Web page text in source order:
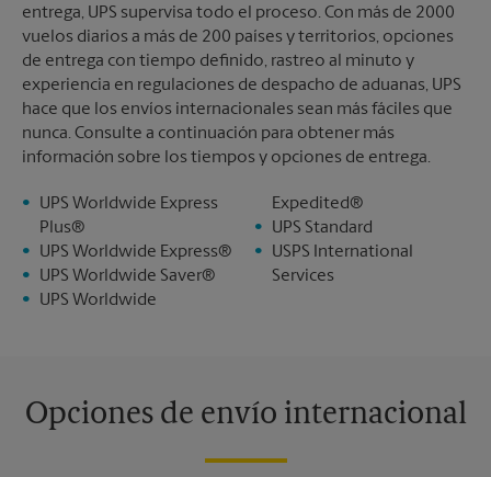
entrega, UPS supervisa todo el proceso. Con más de 2000
vuelos diarios a más de 200 países y territorios, opciones
de entrega con tiempo definido, rastreo al minuto y
experiencia en regulaciones de despacho de aduanas, UPS
hace que los envíos internacionales sean más fáciles que
nunca. Consulte a continuación para obtener más
información sobre los tiempos y opciones de entrega.
UPS Worldwide Express
Plus®
UPS Worldwide Express®
UPS Worldwide Saver®
UPS Worldwide
Expedited®
UPS Standard
USPS International
Services
Opciones de envío internacional